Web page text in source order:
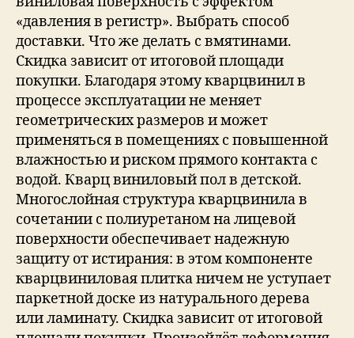
«давления в регистр». Выбрать способ
доставки. Что же делать с вмятинами.
Скидка зависит от итоговой площади
покупки. Благодаря этому кварцвинил в
процессе эксплуатации не меняет
геометрических размеров и может
применяться в помещениях с повышенной
влажностью и риском прямого контакта с
водой. Кварц виниловый пол в детской.
Многослойная структура кварцвинила в
сочетании с полиуретаном на лицевой
поверхности обеспечивает надежную
защиту от истирания: в этом компоненте
кварцвиниловая плитка ничем не уступает
паркетной доске из натурального дерева
или ламинату. Скидка зависит от итоговой